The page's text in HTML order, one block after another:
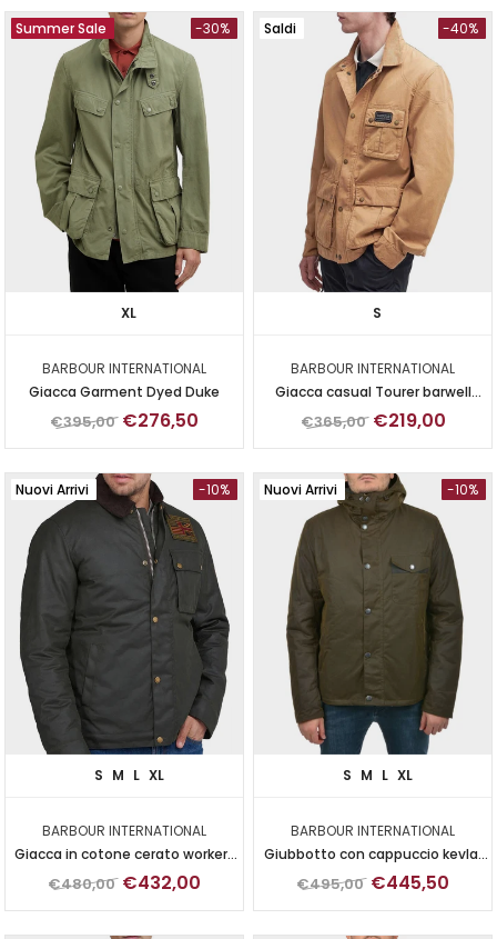
Summer Sale -30%
XL
BARBOUR INTERNATIONAL
Giacca Garment Dyed Duke
€395,00 €276,50
Saldi -40%
S
BARBOUR INTERNATIONAL
Giacca casual Tourer barwell
desert
€365,00 €219,00
Nuovi Arrivi -10%
S M L XL
BARBOUR INTERNATIONAL
Giacca in cotone cerato workers
wax
€480,00 €432,00
Nuovi Arrivi -10%
S M L XL
BARBOUR INTERNATIONAL
Giubbotto con cappuccio kevlar
cerato
€495,00 €445,50